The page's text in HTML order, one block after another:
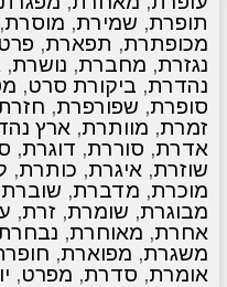
תופרת, שמירת, מוסרת,
מכופתרת, תפארת, פרט
נגזרת, מחברת, נושרת,
נהדרת, ביקורת סרט,
סופרת, שפורפרת,
זמרת, מוותרת, ארץ
אדרת, סוררת, דוגרת,
שוזרת, איגרת, כותרת,
מוכרת, מדברת, שוברת
מבוגרת, שומרת, זרת,
אחרת, מאוחרת,
משגרת, מפוארת,
אומרת, סדרת, מפרט,